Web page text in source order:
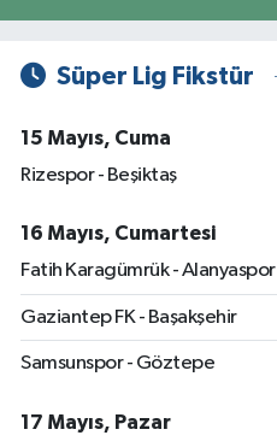
Süper Lig Fikstür
15 Mayıs, Cuma
Rizespor - Beşiktaş
16 Mayıs, Cumartesi
Fatih Karagümrük - Alanyaspor
Gaziantep FK - Başakşehir
Samsunspor - Göztepe
17 Mayıs, Pazar